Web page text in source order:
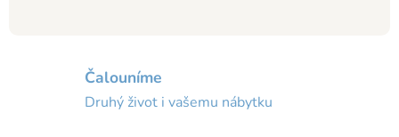
Čalouníme
Druhý život i vašemu nábytku